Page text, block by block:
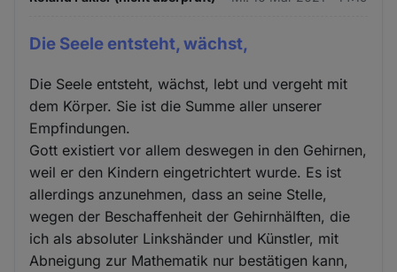
Die Seele entsteht, wächst,
Die Seele entsteht, wächst, lebt und vergeht mit
dem Körper. Sie ist die Summe aller unserer
Empfindungen.
Gott existiert vor allem deswegen in den Gehirnen,
weil er den Kindern eingetrichtert wurde. Es ist
allerdings anzunehmen, dass an seine Stelle,
wegen der Beschaffenheit der Gehirnhälften, die
ich als absoluter Linkshänder und Künstler, mit
Abneigung zur Mathematik nur bestätigen kann,